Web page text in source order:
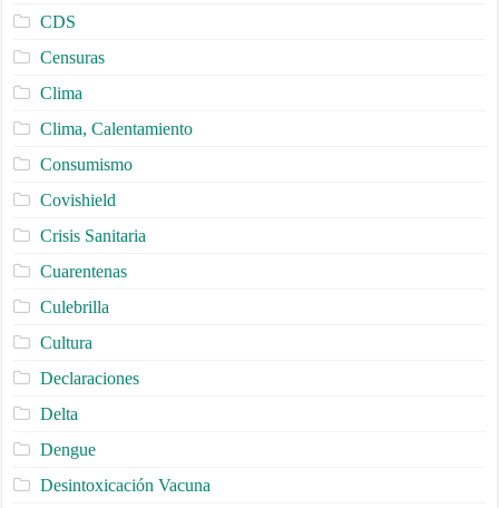
CDS
Censuras
Clima
Clima, Calentamiento
Consumismo
Covishield
Crisis Sanitaria
Cuarentenas
Culebrilla
Cultura
Declaraciones
Delta
Dengue
Desintoxicación Vacuna